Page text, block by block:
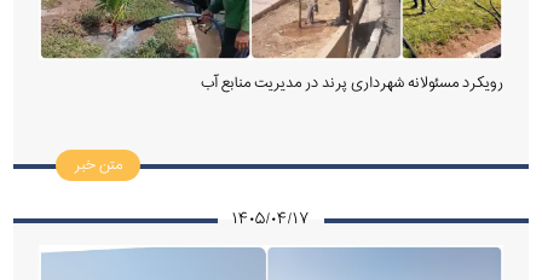
رویکرد مسئولانه شهرداری پرند در مدیریت منابع آب
متن خبر
۱۴۰۵/۰۴/۱۷